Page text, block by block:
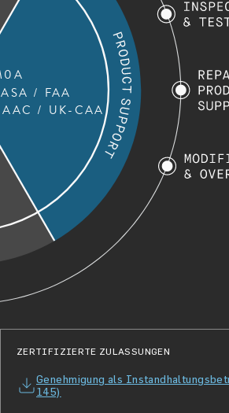
/ FAA
/ UK-CAA
ZERTIFIZIERTE ZULASSUNGEN
Genehmigung als
145)